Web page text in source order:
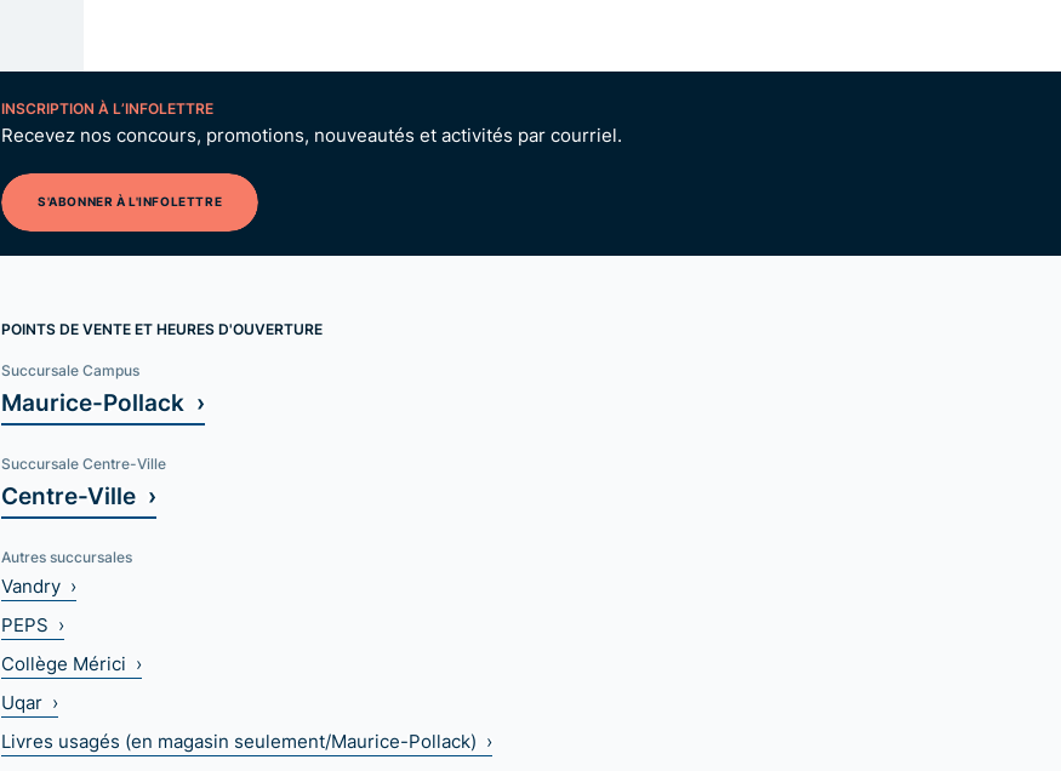
INSCRIPTION À L’INFOLETTRE
Recevez nos concours, promotions, nouveautés et activités par courriel.
S'ABONNER À L'INFOLETTRE
POINTS DE VENTE ET HEURES D'OUVERTURE
Succursale Campus
Maurice-Pollack ›
Succursale Centre-Ville
Centre-Ville ›
Autres succursales
Vandry ›
PEPS ›
Collège Mérici ›
Uqar ›
Livres usagés (en magasin seulement/Maurice-Pollack) ›